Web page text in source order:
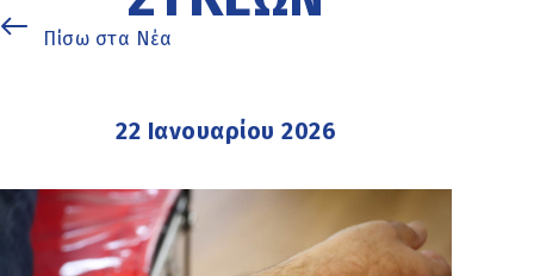
Πίσω στα Νέα
22 Ιανουαρίου 2026